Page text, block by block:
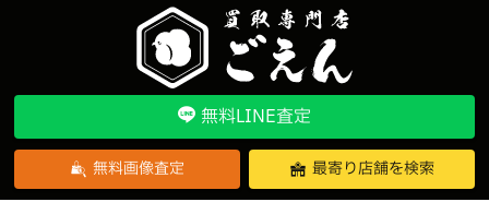
無料LINE査定
無料画像査定 最寄り店舗を検索